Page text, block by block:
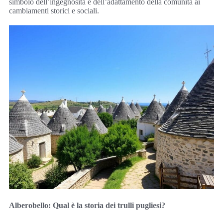
simbolo dell’ingegnosità e dell’adattamento della comunità ai
cambiamenti storici e sociali.
Alberobello: Qual è la storia dei trulli pugliesi?